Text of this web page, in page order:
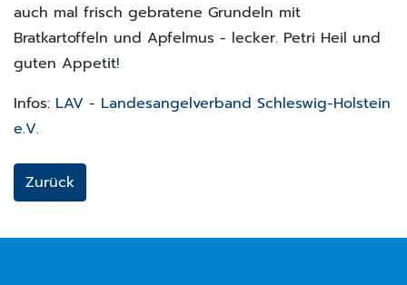
auch mal frisch gebratene Grundeln mit
Bratkartoffeln und Apfelmus - lecker. Petri Heil und
guten Appetit!
Infos: LAV - Landesangelverband Schleswig-Holstein
e.V.
Zurück